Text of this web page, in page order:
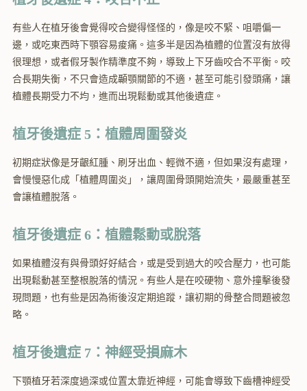
有些人在植牙後會覺得咬合變得怪怪的，像是咬不緊、咀嚼偏一
邊，或吃東西時下顎容易痠痛。這多半是因為植體的位置沒有放得
很理想，或者假牙製作精準度不夠，導致上下牙齒咬合不平衡。咬
合長期失衡，不只會造成顳顎關節的不適，甚至可能引發頭痛，讓
植體長期受力不均，進而出現鬆動或其他後遺症。
植牙後遺症 5：植體周圍發炎
初期症狀像是牙齦紅腫、刷牙出血、輕微不適，但如果沒有處理，
會慢慢惡化成「植體周圍炎」，讓周圍骨頭開始流失，最嚴重甚至
會讓植體脫落。
植牙後遺症 6：植體鬆動或脫落
如果植體沒有與骨頭好好結合，或是受到過大的咬合壓力，也可能
出現鬆動甚至整根脫落的情況。有些人是在咬硬物、意外撞擊後發
現問題，也有些是因為術後沒定期追蹤，讓初期的骨整合問題被忽
略。
植牙後遺症 7：神經受損麻木
下顎植牙若深度過深或位置太靠近神經，可能會導致下齒槽神經受